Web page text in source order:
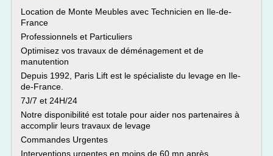
Location de Monte Meubles avec Technicien en Ile-de-
France
Professionnels et Particuliers
Optimisez vos travaux de déménagement et de
manutention
Depuis 1992, Paris Lift est le spécialiste du levage en Ile-
de-France.
7J/7 et 24H/24
Notre disponibilité est totale pour aider nos partenaires à
accomplir leurs travaux de levage
Commandes Urgentes
Interventions urgentes en moins de 60 mn après